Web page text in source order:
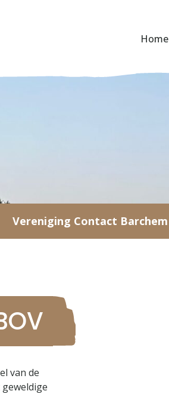
Home
Vereniging Contact Barchem
van de